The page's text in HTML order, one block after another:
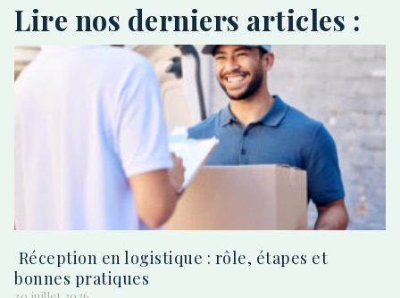
Lire nos derniers articles :
Réception en logistique : rôle, étapes et
bonnes pratiques